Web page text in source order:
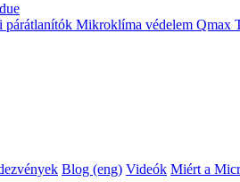
párátlanítók Mikroklíma védelem Qmax
Blog (eng) Videók Miért a